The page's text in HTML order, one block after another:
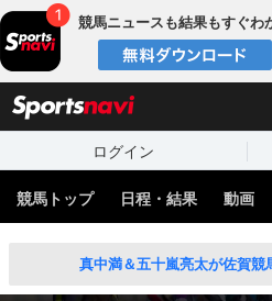
競馬ニュースも結果もすぐわ
ログイン
競馬トップ 日程・結果 動画
真中満＆五十嵐亮太が佐賀競